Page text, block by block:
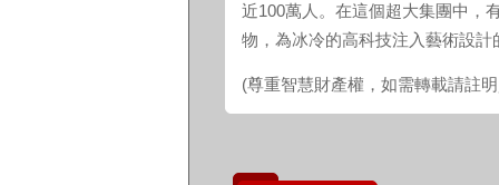
近100萬人。在這個超大集團中，
物，為冰冷的高科技注入藝術設計
(尊重智慧財產權，如需轉載請註